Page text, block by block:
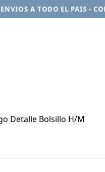
A TODO EL PAIS -
Detalle Bolsillo H/M